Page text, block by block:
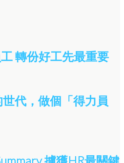
轉份好工先最重要
代，做個「得力員
擄獲HR最關鍵